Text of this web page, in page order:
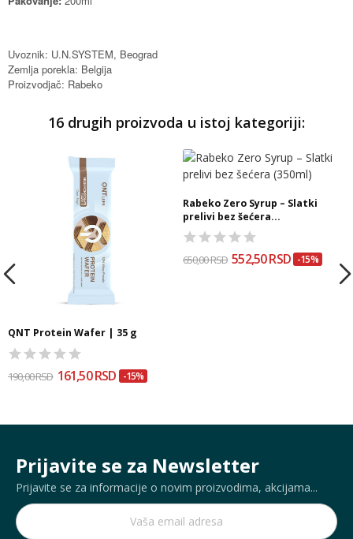
Uvoznik: U.N.SYSTEM, Beograd
Zemlja porekla: Belgija
Proizvodjač: Rabeko
16 drugih proizvoda u istoj kategoriji:
QNT Protein Wafer | 35 g
190,00 RSD 161,50 RSD -15%
Rabeko Zero Syrup – Slatki
prelivi bez šećera...
650,00 RSD 552,50 RSD -15%
Prijavite se za Newsletter
Prijavite se za informacije o novim proizvodima, akcijama...